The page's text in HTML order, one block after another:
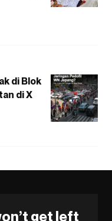
di Blok
di X
get left